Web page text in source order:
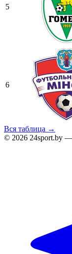
5
6
Вся таблица →
© 2026 24sport.by —